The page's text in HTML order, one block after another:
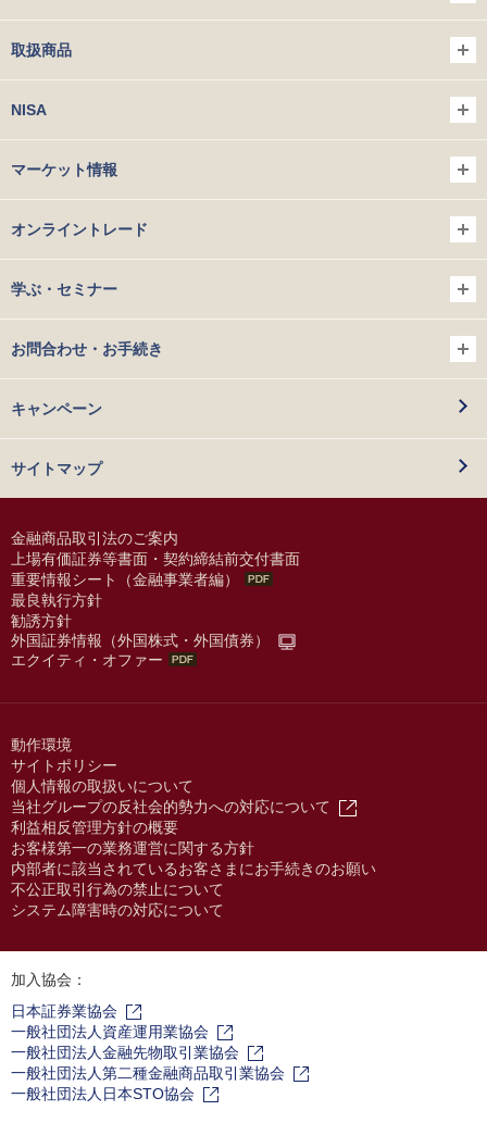
取扱商品
NISA
マーケット情報
オンライントレード
学ぶ・セミナー
お問合わせ・お手続き
キャンペーン
サイトマップ
金融商品取引法のご案内
上場有価証券等書面・契約締結前交付書面
重要情報シート（金融事業者編）
最良執行方針
勧誘方針
外国証券情報（外国株式・外国債券）
エクイティ・オファー
動作環境
サイトポリシー
個人情報の取扱いについて
当社グループの反社会的勢力への対応について
利益相反管理方針の概要
お客様第一の業務運営に関する方針
内部者に該当されているお客さまにお手続きのお願い
不公正取引行為の禁止について
システム障害時の対応について
加入協会：
日本証券業協会
一般社団法人資産運用業協会
一般社団法人金融先物取引業協会
一般社団法人第二種金融商品取引業協会
一般社団法人日本STO協会